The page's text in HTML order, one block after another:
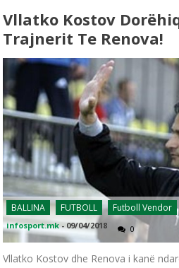
Vllatko Kostov
Trajnerit Te Renova!
BALLINA FUTBOLL Futboll Vendor
infosport.mk -09/04/2018 0
Vllatko Kostov dhe Renova i kanë